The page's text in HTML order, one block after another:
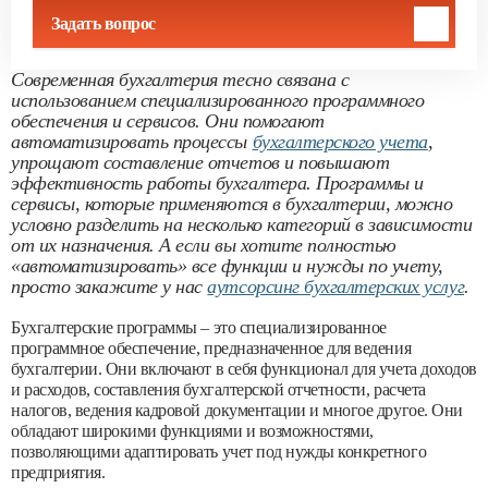
Задать вопрос
Современная бухгалтерия тесно связана с
использованием специализированного программного
обеспечения и сервисов. Они помогают
автоматизировать процессы бухгалтерского учета,
упрощают составление отчетов и повышают
эффективность работы бухгалтера. Программы и
сервисы, которые применяются в бухгалтерии, можно
условно разделить на несколько категорий в зависимости
от их назначения. А если вы хотите полностью
«автоматизировать» все функции и нужды по учету,
просто закажите у насаутсорсинг бухгалтерских услуг.
Бухгалтерские программы – это специализированное
программное обеспечение, предназначенное для ведения
бухгалтерии. Они включают в себя функционал для учета доходов
и расходов, составления бухгалтерской отчетности, расчета
налогов, ведения кадровой документации и многое другое. Они
обладают широкими функциями и возможностями,
позволяющими адаптировать учет под нужды конкретного
предприятия.